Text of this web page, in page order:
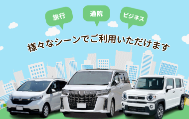
う！
くらい？
車種によって変わりますが、一般的に1時間